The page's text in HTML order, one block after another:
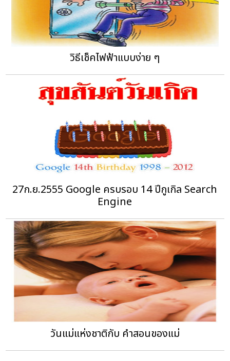
วิธีเช็คไฟฟ้าแบบง่าย ๆ
27ก.ย.2555 Google ครบรอบ 14 ปีกูเกิล Search
Engine
วันแม่แห่งชาติกับ คำสอนของแม่